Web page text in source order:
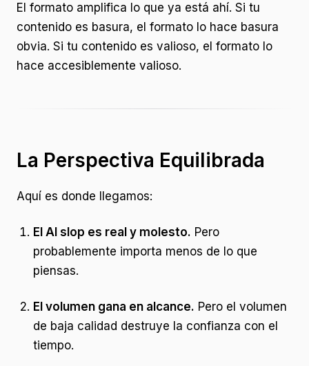
El formato amplifica lo que ya está ahí. Si tu
contenido es basura, el formato lo hace basura
obvia. Si tu contenido es valioso, el formato lo
hace accesiblemente valioso.
La Perspectiva Equilibrada
Aquí es donde llegamos:
El AI slop es real y molesto. Pero
probablemente importa menos de lo que
piensas.
El volumen gana en alcance. Pero el volumen
de baja calidad destruye la confianza con el
tiempo.